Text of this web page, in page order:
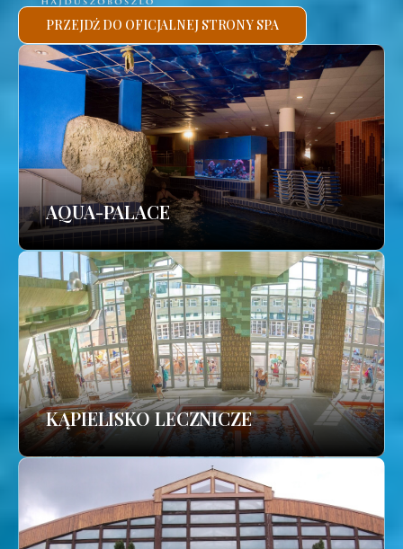
PRZEJDŹ DO OFICJALNEJ STRONY SPA
AQUA-PALACE
KĄPIELISKO LECZNICZE